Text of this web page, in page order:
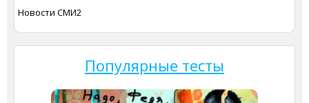
Новости СМИ2
Популярные тесты